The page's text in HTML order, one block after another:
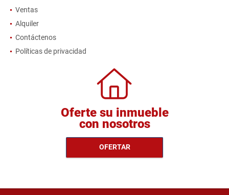
Ventas
Alquiler
Contáctenos
Políticas de privacidad
Oferte su inmueble
con nosotros
OFERTAR